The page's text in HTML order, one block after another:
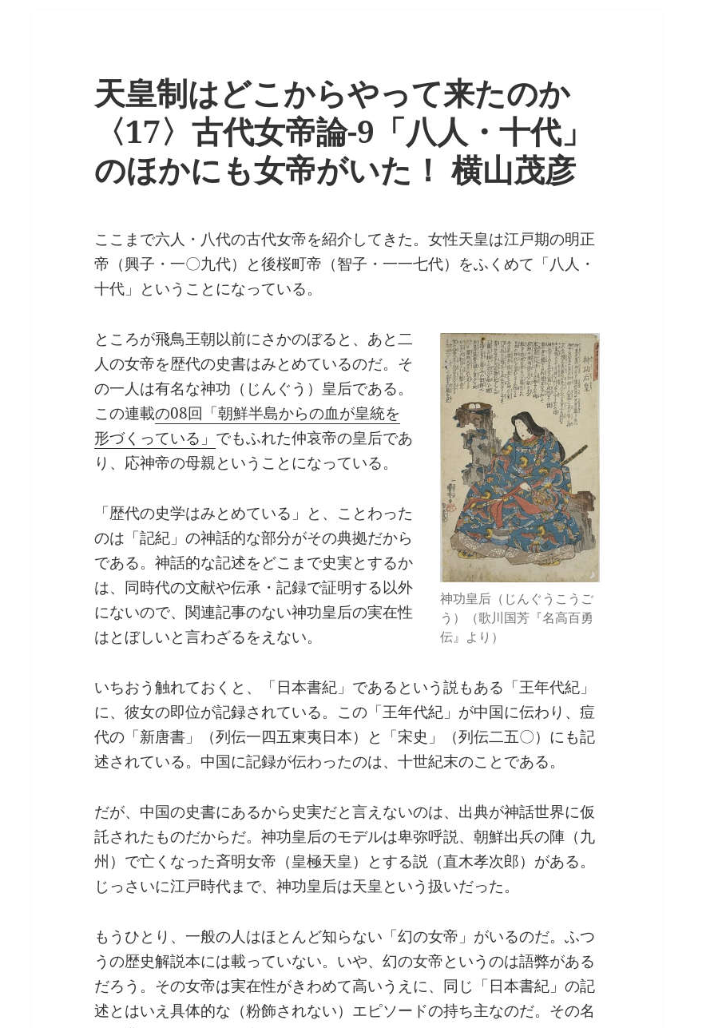
天皇制はどこからやって来たのか
〈17〉古代女帝論-9「八人・十代」
のほかにも女帝がいた！ 横山茂彦
ここまで六人・八代の古代女帝を紹介してきた。女性天皇は江戸期の明正
帝（興子・一〇九代）と後桜町帝（智子・一一七代）をふくめて「八人・
十代」ということになっている。
神功皇后（じんぐうこうご
う）（歌川国芳『名高百勇
伝』より）
ところが飛鳥王朝以前にさかのぼると、あと二
人の女帝を歴代の史書はみとめているのだ。そ
の一人は有名な神功（じんぐう）皇后である。
この連載の08回「朝鮮半島からの血が皇統を
形づくっている」 でもふれた仲哀帝の皇后であ
り、応神帝の母親ということになっている。
「歴代の史学はみとめている」と、ことわった
のは「記紀」の神話的な部分がその典拠だから
である。神話的な記述をどこまで史実とするか
は、同時代の文献や伝承・記録で証明する以外
にないので、関連記事のない神功皇后の実在性
はとぼしいと言わざるをえない。
いちおう触れておくと、「日本書紀」であるという説もある「王年代紀」
に、彼女の即位が記録されている。この「王年代紀」が中国に伝わり、痘
代の「新唐書」（列伝一四五東夷日本）と「宋史」（列伝二五〇）にも記
述されている。中国に記録が伝わったのは、十世紀末のことである。
だが、中国の史書にあるから史実だと言えないのは、出典が神話世界に仮
託されたものだからだ。神功皇后のモデルは卑弥呼説、朝鮮出兵の陣（九
州）で亡くなった斉明女帝（皇極天皇）とする説（直木孝次郎）がある。
じっさいに江戸時代まで、神功皇后は天皇という扱いだった。
もうひとり、一般の人はほとんど知らない「幻の女帝」がいるのだ。ふつ
うの歴史解説本には載っていない。いや、幻の女帝というのは語弊がある
だろう。その女帝は実在性がきわめて高いうえに、同じ「日本書紀」の記
述とはいえ具体的な（粉飾されない）エピソードの持ち主なのだ。その名